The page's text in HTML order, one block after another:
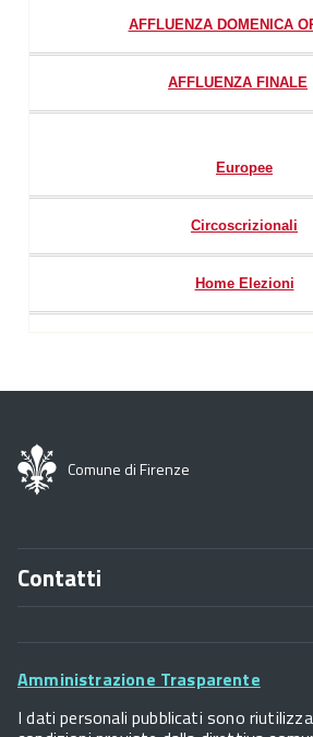
AFFLUENZA DOMENICA
AFFLUENZA FINALE
Europee
Circoscrizionali
Home Elezioni
Comune di Firenze
Contatti
Palazzo Vecchio
P.IVA 01307110484
Footer
Amministrazione Trasparente
I dati personali pubblicati sono